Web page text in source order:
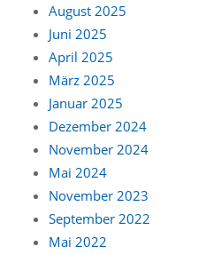
August 2025
Juni 2025
April 2025
März 2025
Januar 2025
Dezember 2024
November 2024
Mai 2024
November 2023
September 2022
Mai 2022